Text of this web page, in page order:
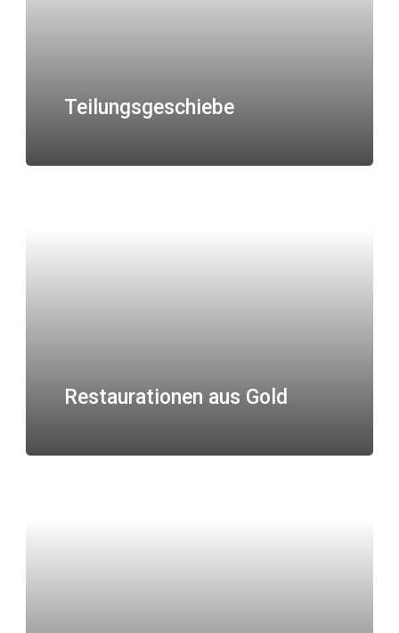
Teilungsgeschiebe
Restaurationen aus Gold